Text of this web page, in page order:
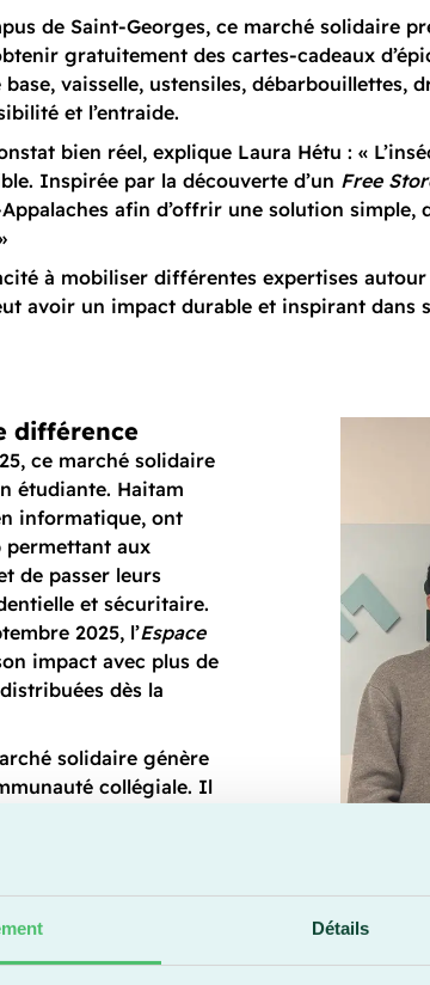
Détails
de Saint-Georges, ce marché solidaire
gratuitement des cartes-cadeaux
vaisselle, ustensiles, débarbouillettes,
et l’entraide.
bien réel, explique Laura Hétu : «
Inspirée par la découverte d’un Free
afin d’offrir une solution
à mobiliser différentes expertises autour
avoir un impact durable et inspirant dans
différence
ce marché solidaire
étudiante. Haitam
informatique, ont
permettant aux
de passer leurs
et sécuritaire.
2025, l’Espace
impact avec plus de
dès la
solidaire génère
collégiale. Il
les étudiant(e)s,
scolaire. Il
de mettre en
réel tout en
leur engagement